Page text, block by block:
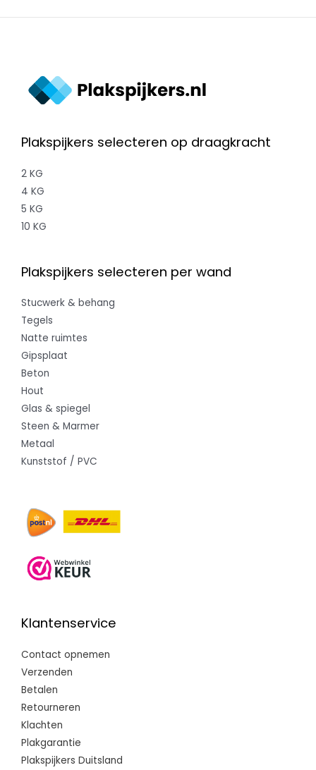
Plakspijkers selecteren op draagkracht
2 KG
4 KG
5 KG
10 KG
Plakspijkers selecteren per wand
Stucwerk & behang
Tegels
Natte ruimtes
Gipsplaat
Beton
Hout
Glas & spiegel
Steen & Marmer
Metaal
Kunststof / PVC
Klantenservice
Contact opnemen
Verzenden
Betalen
Retourneren
Klachten
Plakgarantie
Plakspijkers Duitsland